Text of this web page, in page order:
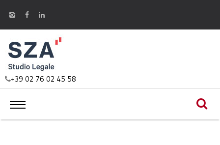
+39 02 76 02 45 58